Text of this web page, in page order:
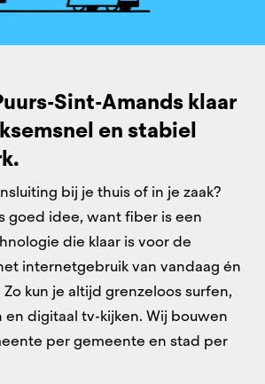
Sint-Amands klaar
​en stabiel
bij je thuis of in je zaak?
goed idee, want fiber is een
die klaar is voor de
internetgebruik van vandaag én
kun je altijd grenzeloos surfen,
en digitaal tv-kijken. Wij bouwen
per gemeente en stad per